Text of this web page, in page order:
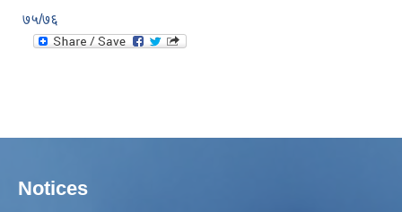
७५/७६
Notices